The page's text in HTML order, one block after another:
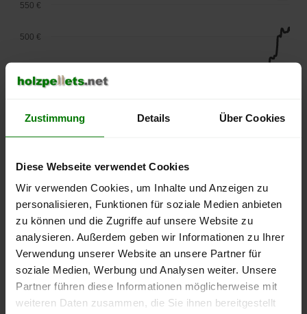
Zustimmung Details Über Cookies
Diese Webseite verwendet Cookies
Wir verwenden Cookies, um Inhalte und Anzeigen zu
personalisieren, Funktionen für soziale Medien anbieten
zu können und die Zugriffe auf unsere Website zu
analysieren. Außerdem geben wir Informationen zu Ihrer
Verwendung unserer Website an unsere Partner für
soziale Medien, Werbung und Analysen weiter. Unsere
Partner führen diese Informationen möglicherweise mit
weiteren Daten zusammen, die Sie ihnen bereitgestellt
lose Ware Sackware
September
Januar
Mai
250 €
300 €
500 €
550 €
Die aktuelle Preisentwicklung für Holzpellets in Deutschland
können Sie jederzeit auf unsererPelletspreise-Seite
nachvollziehen.